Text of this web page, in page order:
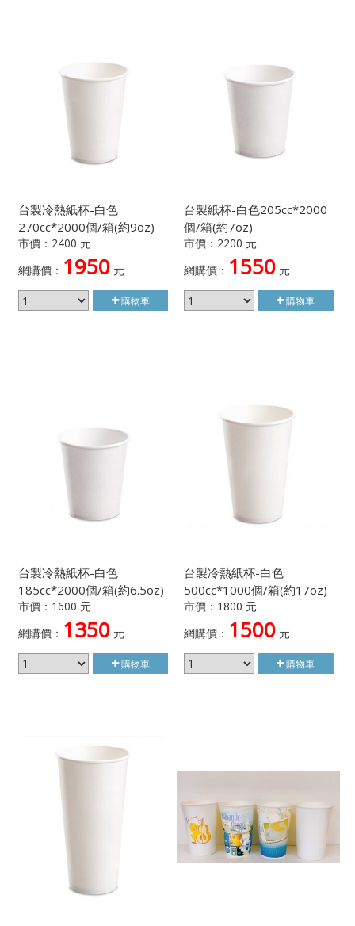
台製冷熱紙杯-白色
270cc*2000個/箱(約9oz)
市價：2400 元
網購價： 1950 元
購物車
台製紙杯-白色205cc*2000
個/箱(約7oz)
市價：2200 元
網購價： 1550元
購物車
台製冷熱紙杯-白色
185cc*2000個/箱(約6.5oz)
市價：1600 元
網購價： 1350 元
購物車
台製冷熱紙杯-白色
500cc*1000個/箱(約17oz)
市價：1800 元
網購價： 1500元
購物車